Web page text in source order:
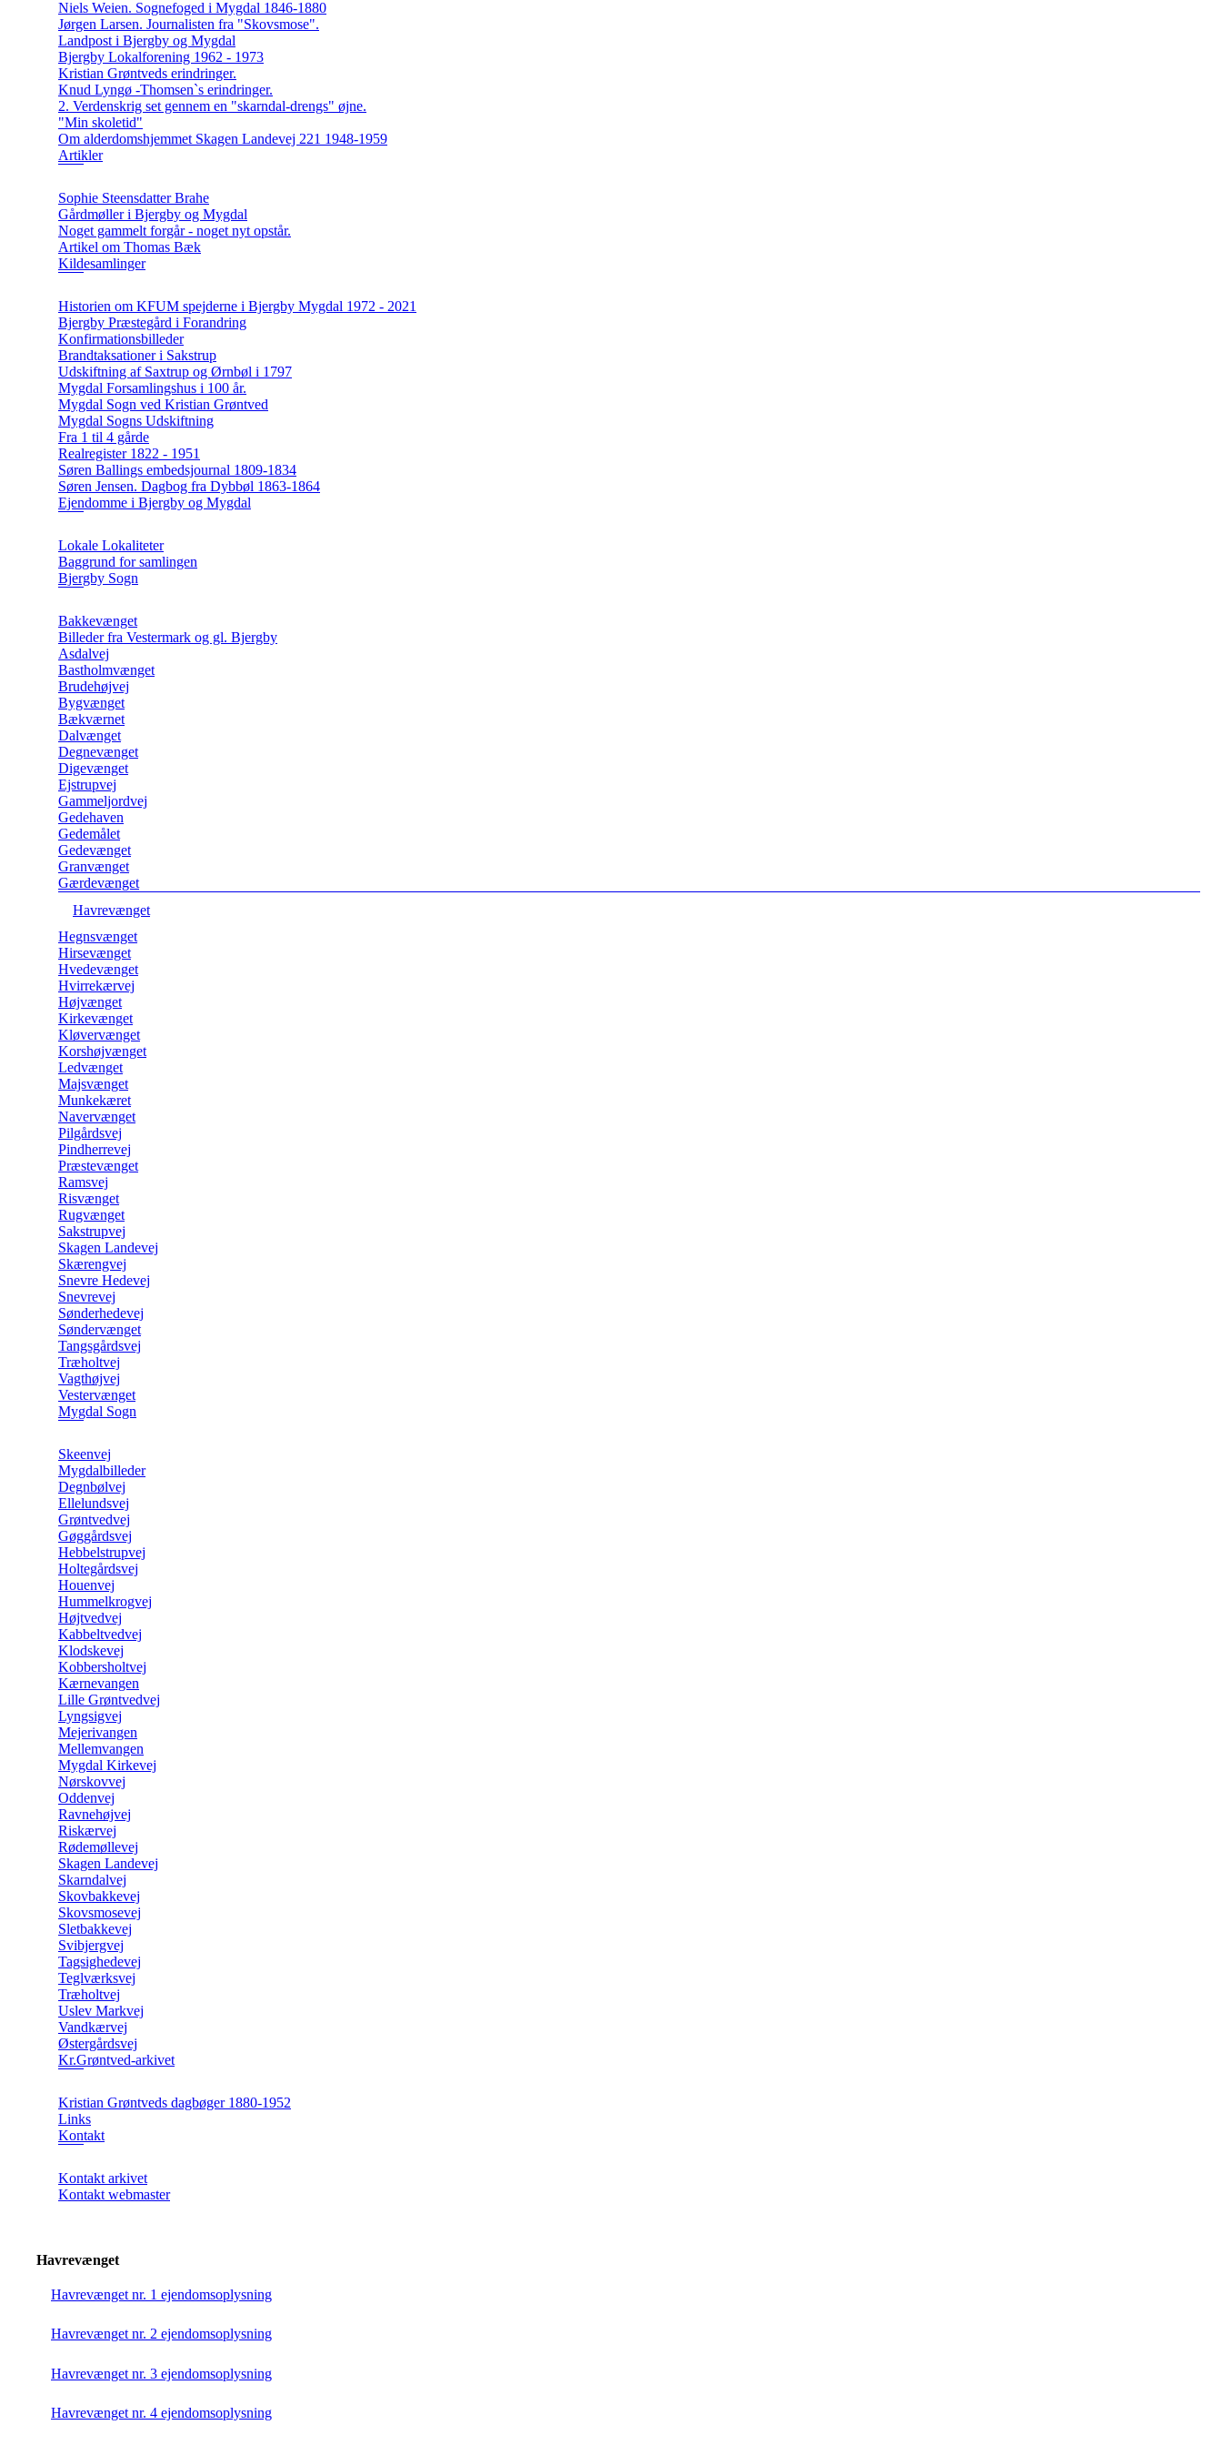
Niels Weien. Sognefoged i Mygdal 1846-1880
Jørgen Larsen. Journalisten fra "Skovsmose".
Landpost i Bjergby og Mygdal
Bjergby Lokalforening 1962 - 1973
Kristian Grøntveds erindringer.
Knud Lyngø -Thomsen`s erindringer.
2. Verdenskrig set gennem en "skarndal-drengs" øjne.
"Min skoletid"
Om alderdomshjemmet Skagen Landevej 221 1948-1959
Artikler
Sophie Steensdatter Brahe
Gårdmøller i Bjergby og Mygdal
Noget gammelt forgår - noget nyt opstår.
Artikel om Thomas Bæk
Kildesamlinger
Historien om KFUM spejderne i Bjergby Mygdal 1972 - 2021
Bjergby Præstegård i Forandring
Konfirmationsbilleder
Brandtaksationer i Sakstrup
Udskiftning af Saxtrup og Ørnbøl i 1797
Mygdal Forsamlingshus i 100 år.
Mygdal Sogn ved Kristian Grøntved
Mygdal Sogns Udskiftning
Fra 1 til 4 gårde
Realregister 1822 - 1951
Søren Ballings embedsjournal 1809-1834
Søren Jensen. Dagbog fra Dybbøl 1863-1864
Ejendomme i Bjergby og Mygdal
Lokale Lokaliteter
Baggrund for samlingen
Bjergby Sogn
Bakkevænget
Billeder fra Vestermark og gl. Bjergby
Asdalvej
Bastholmvænget
Brudehøjvej
Bygvænget
Bækværnet
Dalvænget
Degnevænget
Digevænget
Ejstrupvej
Gammeljordvej
Gedehaven
Gedemålet
Gedevænget
Granvænget
Gærdevænget
Havrevænget
Hegnsvænget
Hirsevænget
Hvedevænget
Hvirrekærvej
Højvænget
Kirkevænget
Kløvervænget
Korshøjvænget
Ledvænget
Majsvænget
Munkekæret
Navervænget
Pilgårdsvej
Pindherrevej
Præstevænget
Ramsvej
Risvænget
Rugvænget
Sakstrupvej
Skagen Landevej
Skærengvej
Snevre Hedevej
Snevrevej
Sønderhedevej
Søndervænget
Tangsgårdsvej
Træholtvej
Vagthøjvej
Vestervænget
Mygdal Sogn
Skeenvej
Mygdalbilleder
Degnbølvej
Ellelundsvej
Grøntvedvej
Gøggårdsvej
Hebbelstrupvej
Holtegårdsvej
Houenvej
Hummelkrogvej
Højtvedvej
Kabbeltvedvej
Klodskevej
Kobbersholtvej
Kærnevangen
Lille Grøntvedvej
Lyngsigvej
Mejerivangen
Mellemvangen
Mygdal Kirkevej
Nørskovvej
Oddenvej
Ravnehøjvej
Riskærvej
Rødemøllevej
Skagen Landevej
Skarndalvej
Skovbakkevej
Skovsmosevej
Sletbakkevej
Svibjergvej
Tagsighedevej
Teglværksvej
Træholtvej
Uslev Markvej
Vandkærvej
Østergårdsvej
Kr.Grøntved-arkivet
Kristian Grøntveds dagbøger 1880-1952
Links
Kontakt
Kontakt arkivet
Kontakt webmaster
Havrevænget
Havrevænget nr. 1 ejendomsoplysning
Havrevænget nr. 2 ejendomsoplysning
Havrevænget nr. 3 ejendomsoplysning
Havrevænget nr. 4 ejendomsoplysning